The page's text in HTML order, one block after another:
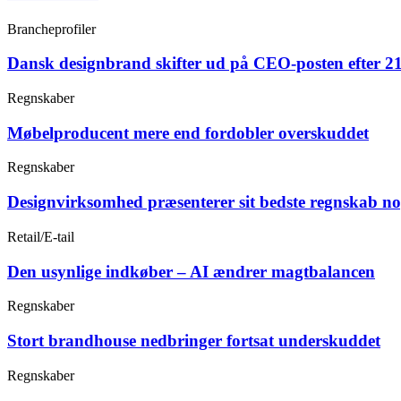
Brancheprofiler
Dansk designbrand skifter ud på CEO-posten efter
Regnskaber
Møbelproducent mere end fordobler overskuddet
Regnskaber
Designvirksomhed præsenterer sit bedste regnskab
Retail/E-tail
Den usynlige indkøber – AI ændrer magtbalancen
Regnskaber
Stort brandhouse nedbringer fortsat underskuddet
Regnskaber